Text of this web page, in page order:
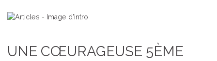
UNE CŒURAGEUSE 5ÈME